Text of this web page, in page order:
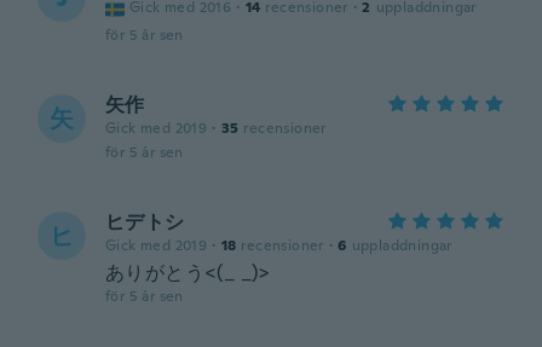
Gick med 2016 · 14 recensioner · 2 uppladdningar
för 5 år sen
矢 矢作
Gick med 2019 · 35 recensioner
för 5 år sen
ヒ ヒデトシ
Gick med 2019 · 18 recensioner · 6 uppladdningar
ありがとう<(_ _)>
för 5 år sen